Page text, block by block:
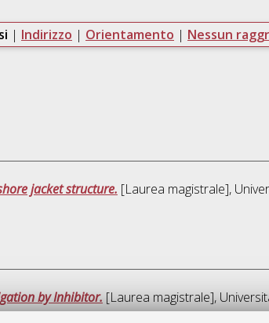
| Indirizzo | Orientamento | Nessun
jacket structure. [Laurea magistrale],
by Inhibitor. [Laurea magistrale],